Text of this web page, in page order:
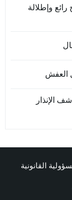
وإطلالة
العفش
الإنذار
القانونية